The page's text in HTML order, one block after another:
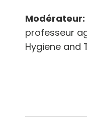
Modérateur:
professeur
Hygiene and